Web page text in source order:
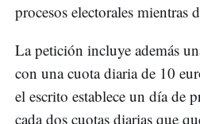
procesos electorales mientras
La petición incluye además
con una cuota diaria de 10
el escrito establece un día de
cada dos cuotas diarias que